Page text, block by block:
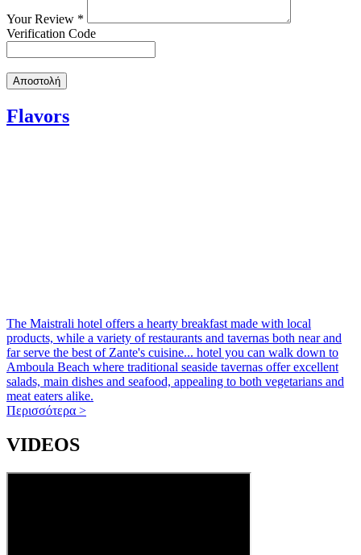
Your Review *
Verification Code
Flavors
The Maistrali hotel offers a hearty breakfast made with local
products, while a variety of restaurants and tavernas both near and
far serve the best of Zante's cuisine... hotel you can walk down to
Amboula Beach where traditional seaside tavernas offer excellent
salads, main dishes and seafood, appealing to both vegetarians and
meat eaters alike.
Περισσότερα >
VIDEOS